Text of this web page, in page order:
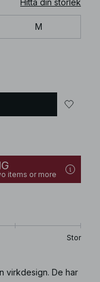
M
items or more
Stor
virkdesign. De har